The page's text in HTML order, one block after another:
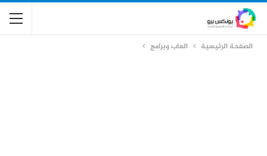
الصفحة الرئيسية العاب وبرامج